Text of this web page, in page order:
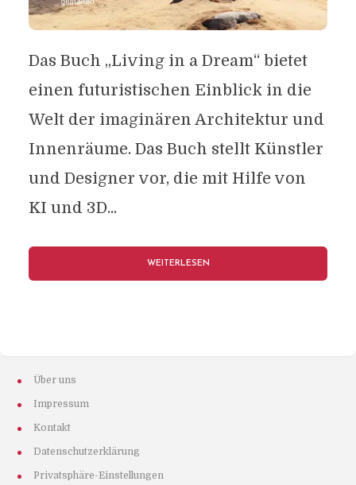
Das Buch „Living in a Dream“ bietet
einen futuristischen Einblick in die
Welt der imaginären Architektur und
Innenräume. Das Buch stellt Künstler
und Designer vor, die mit Hilfe von
KI und 3D...
WEITERLESEN
Über uns
Impressum
Kontakt
Datenschutzerklärung
Privatsphäre-Einstellungen